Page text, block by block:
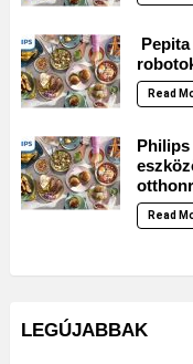
Read
Philips
Read
LEGÚJABBAK